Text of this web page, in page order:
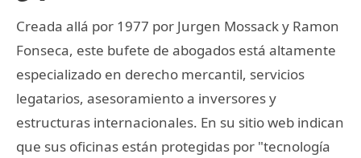
Creada allá por 1977 por Jurgen Mossack y Ramon
Fonseca, este bufete de abogados está altamente
especializado en derecho mercantil, servicios
legatarios, asesoramiento a inversores y
estructuras internacionales. En su sitio web indican
que sus oficinas están protegidas por "tecnología